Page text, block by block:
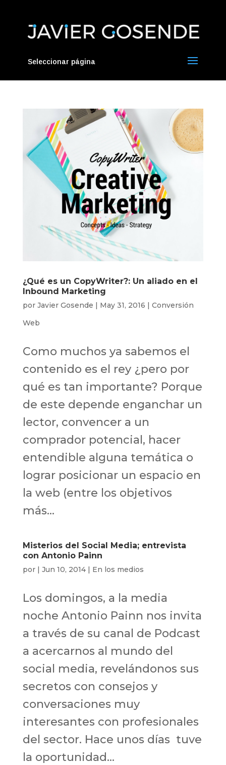
Seleccionar página
¿Qué es un CopyWriter?: Un aliado en el
Inbound Marketing
por Javier Gosende May 31, 2016
Conversión
Web
Como muchos ya sabemos el
contenido es el rey ¿pero por
qué es tan importante? Porque
de este depende enganchar un
lector, convencer a un
comprador potencial, hacer
entendible alguna temática o
lograr posicionar un espacio en
la web (entre los objetivos
más...
Misterios del Social Media; entrevista
con Antonio Painn
por Jun 10, 2014| En los medios
Los domingos, a la media
noche Antonio Painn nos invita
a través de su canal de Podcast
a acercarnos al mundo del
social media, revelándonos sus
secretos con consejos y
conversaciones muy
interesantes con profesionales
del sector. Hace unos días tuve
la oportunidad...